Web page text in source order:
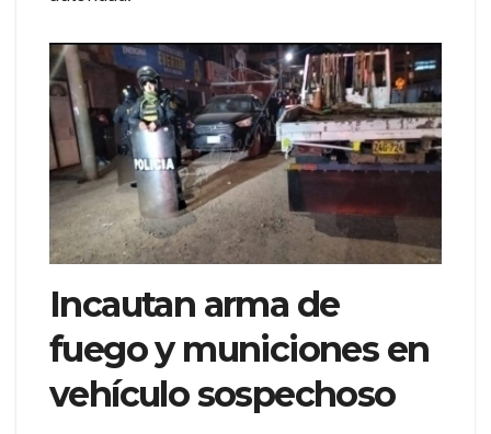
Incautan arma de
fuego y municiones en
vehículo sospechoso